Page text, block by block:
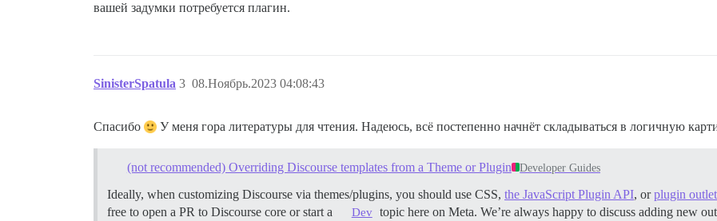
вашей задумки потребуется плагин.
SinisterSpatula 08.Ноябрь.2023 04:08:43
3
Спасибо У меня гора литературы для чтения. Надеюсь, всё постепенно начнёт складываться в логичную
(not recommended) Overriding Discourse templates from a Theme or Plugin Developer Guides
Ideally, when customizing Discourse via themes/plugins, you should use CSS, the JavaScript Plugin API, orplugin
free to open a PR to Discourse core or start a
Dev topic here on Meta. We’re always happy to discuss adding new